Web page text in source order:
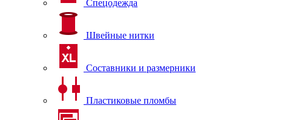
Спецодежда
Швейные нитки
Составники и размерники
Пластиковые пломбы